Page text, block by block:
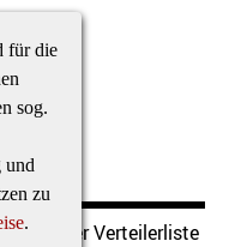
für die
sog.
und
zu
.aus der Verteilerliste